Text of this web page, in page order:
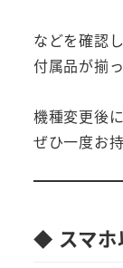
などを確認
付属品が揃
機種変更後
ぜひ一度お
◆ スマホ